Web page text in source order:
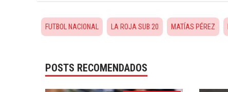
FUTBOL NACIONAL LA ROJA SUB 20 MATÍAS PÉREZ
POSTS RECOMENDADOS